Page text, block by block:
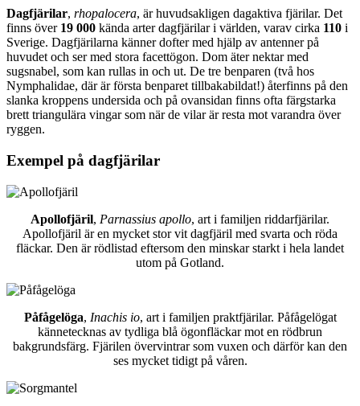
Dagfjärilar, rhopalocera, är huvudsakligen dagaktiva fjärilar. Det
finns över 19 000 kända arter dagfjärilar i världen, varav cirka 110 i
Sverige. Dagfjärilarna känner dofter med hjälp av antenner på
huvudet och ser med stora facettögon. Dom äter nektar med
sugsnabel, som kan rullas in och ut. De tre benparen (två hos
Nymphalidae, där är första benparet tillbakabildat!) återfinns på den
slanka kroppens undersida och på ovansidan finns ofta färgstarka
brett triangulära vingar som när de vilar är resta mot varandra över
ryggen.
Exempel på dagfjärilar
Apollofjäril, Parnassius apollo, art i familjen riddarfjärilar.
Apollofjäril är en mycket stor vit dagfjäril med svarta och röda
fläckar. Den är rödlistad eftersom den minskar starkt i hela landet
utom på Gotland.
Påfågelöga, Inachis io, art i familjen praktfjärilar. Påfågelögat
kännetecknas av tydliga blå ögonfläckar mot en rödbrun
bakgrundsfärg. Fjärilen övervintrar som vuxen och därför kan den
ses mycket tidigt på våren.